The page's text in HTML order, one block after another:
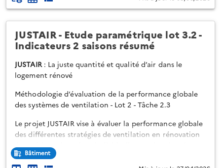
CITEPA année 2023) :
JUSTAIR - Etude paramétrique lot 3.2 -
Indicateurs 2 saisons résumé
JUSTAIR: La juste quantité et qualité d’air dans le
logement rénové
Méthodologie d’évaluation de la performance globale
des systèmes de ventilation - Lot 2 - Tâche 2.3
Le projet JUSTAIR vise à évaluer la performance globale
des différentes stratégies de ventilation en rénovation
énergétique de maison individuelle, pendant la saison
de chauffe et en été, au regard des critères suivants :
Bâtiment